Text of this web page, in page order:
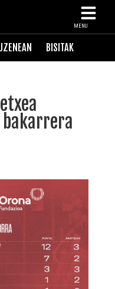
MENU
BISITAK